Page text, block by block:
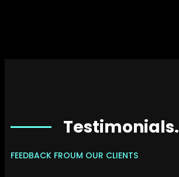
Testimonials.
FEEDBACK FROUM OUR CLIENTS